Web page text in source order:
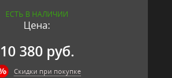
ЕСТЬ В НАЛИЧИИ
Цена:
10 380 руб.
Скидки при покупке